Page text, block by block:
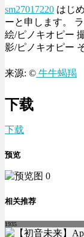
sm27017220 はじ
ーと申します。
絵/ピノキオピー
影/ピノキオピー
来源: © 牛牛蝎羯
下载
下载
预览
相关推荐
1935